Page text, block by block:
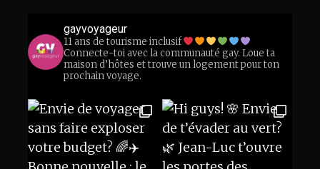
gayvoyageur
11 ans de tourisme inclusif
Connecte-toi avec la communauté gay. Loue ta
maison d’hôtes et trouve un logement pour ton
prochain voyage.